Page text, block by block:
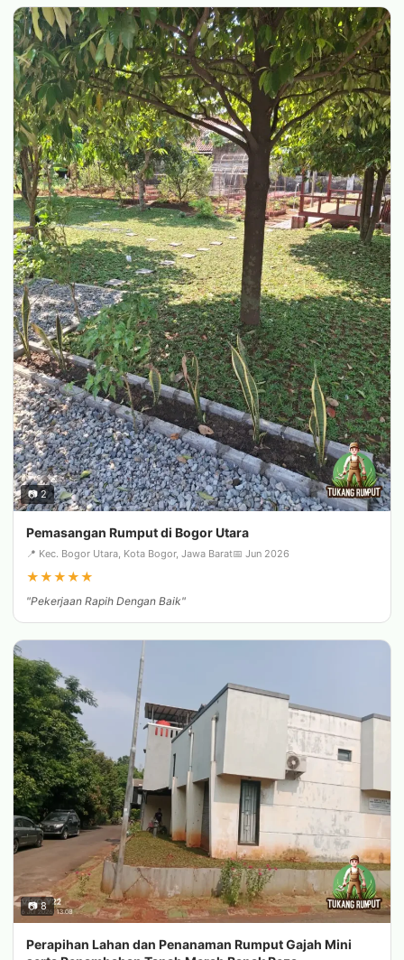
📷 2
Pemasangan Rumput di Bogor Utara
📍 Kec. Bogor Utara, Kota Bogor, Jawa Barat📅 Jun 2026
★★★★★
"Pekerjaan Rapih Dengan Baik"
📷 8
Perapihan Lahan dan Penanaman Rumput Gajah Mini